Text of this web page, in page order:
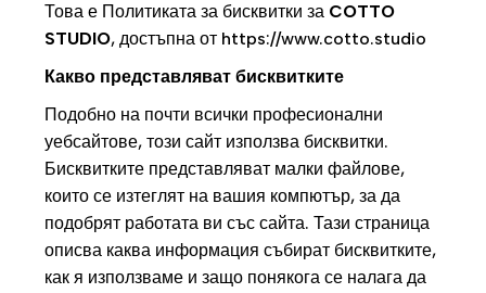
Това е Политиката за бисквитки за COTTO
STUDIO, достъпна от https://www.cotto.studio
Какво представляват бисквитките
Подобно на почти всички професионални
уебсайтове, този сайт използва бисквитки.
Бисквитките представляват малки файлове,
които се изтеглят на вашия компютър, за да
подобрят работата ви със сайта. Тази страница
описва каква информация събират бисквитките,
как я използваме и защо понякога се налага да